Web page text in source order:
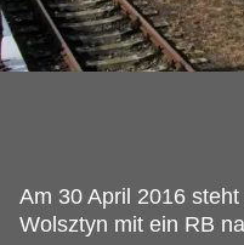
Am 30 April 2016
Wolsztyn mit ein RB